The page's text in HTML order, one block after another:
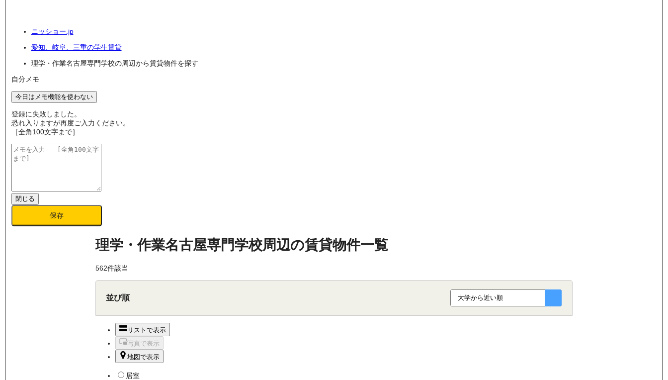
ニッショー.jp
愛知、岐阜、三重の学生賃貸
理学・作業名古屋専門学校の周辺から賃貸物件を探す
自分メモ
今日はメモ機能を使わない
登録に失敗しました。
恐れ入りますが再度ご入力ください。
［全角100文字まで］
閉じる
保存
理学・作業名古屋専門学校周辺の賃貸物件一覧
562件該当
並び順
リストで表示
写真で表示
地図で表示
居室